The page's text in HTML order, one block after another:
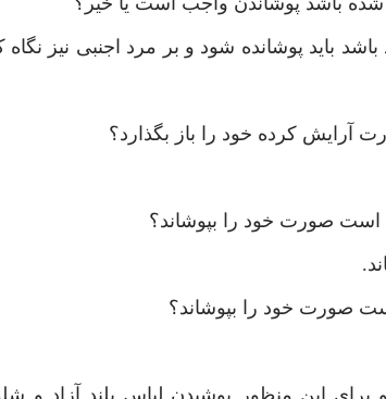
بايد پوشانده شود و بر مرد اجنبى نيز
آرايش كرده خود را باز بگذارد؟
است صورت خود را بپوشاند؟
صورت خود را بپوشاند؟